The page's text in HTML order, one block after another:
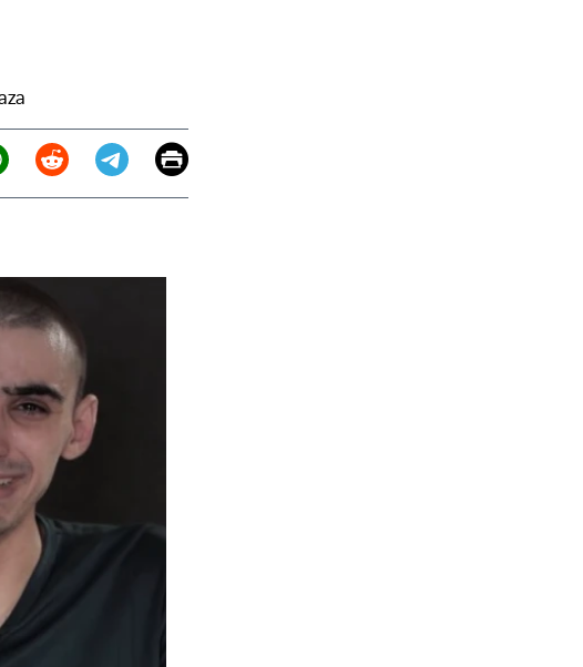
(X)
RedditTelegram
EmailPrint